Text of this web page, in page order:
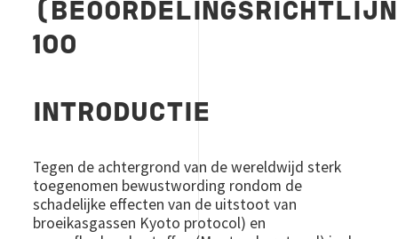
100
INTRODUCTIE
Tegen de achtergrond van de wereldwijd sterk
toegenomen bewustwording rondom de
schadelijke effecten van de uitstoot van
broeikasgassen Kyoto protocol) en